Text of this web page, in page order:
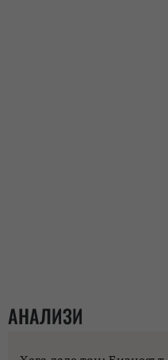
АНАЛИЗИ